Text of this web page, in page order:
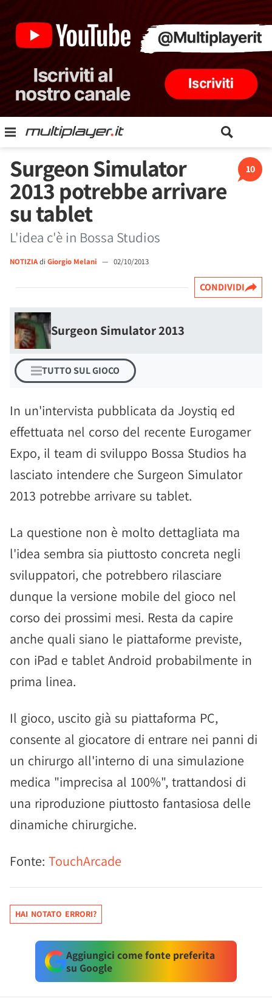
10
Surgeon Simulator
2013 potrebbe arrivare
su tablet
L'idea c'è in Bossa Studios
NOTIZIAdi Giorgio Melani — 02/10/2013
CONDIVIDI
Surgeon Simulator 2013
TUTTO SUL GIOCO
In un'intervista pubblicata da Joystiq ed
effettuata nel corso del recente Eurogamer
Expo, il team di sviluppo Bossa Studios ha
lasciato intendere che Surgeon Simulator
2013 potrebbe arrivare su tablet.
La questione non è molto dettagliata ma
l'idea sembra sia piuttosto concreta negli
sviluppatori, che potrebbero rilasciare
dunque la versione mobile del gioco nel
corso dei prossimi mesi. Resta da capire
anche quali siano le piattaforme previste,
con iPad e tablet Android probabilmente in
prima linea.
Il gioco, uscito già su piattaforma PC,
consente al giocatore di entrare nei panni di
un chirurgo all'interno di una simulazione
medica "imprecisa al 100%", trattandosi di
una riproduzione piuttosto fantasiosa delle
dinamiche chirurgiche.
Fonte: TouchArcade
HAI NOTATO ERRORI?
Aggiungici come fonte preferita
su Google